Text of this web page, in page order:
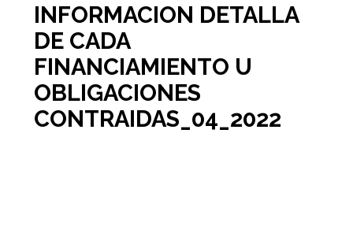
INFORMACION DETALLA
DE CADA
FINANCIAMIENTO U
OBLIGACIONES
CONTRAIDAS_04_2022